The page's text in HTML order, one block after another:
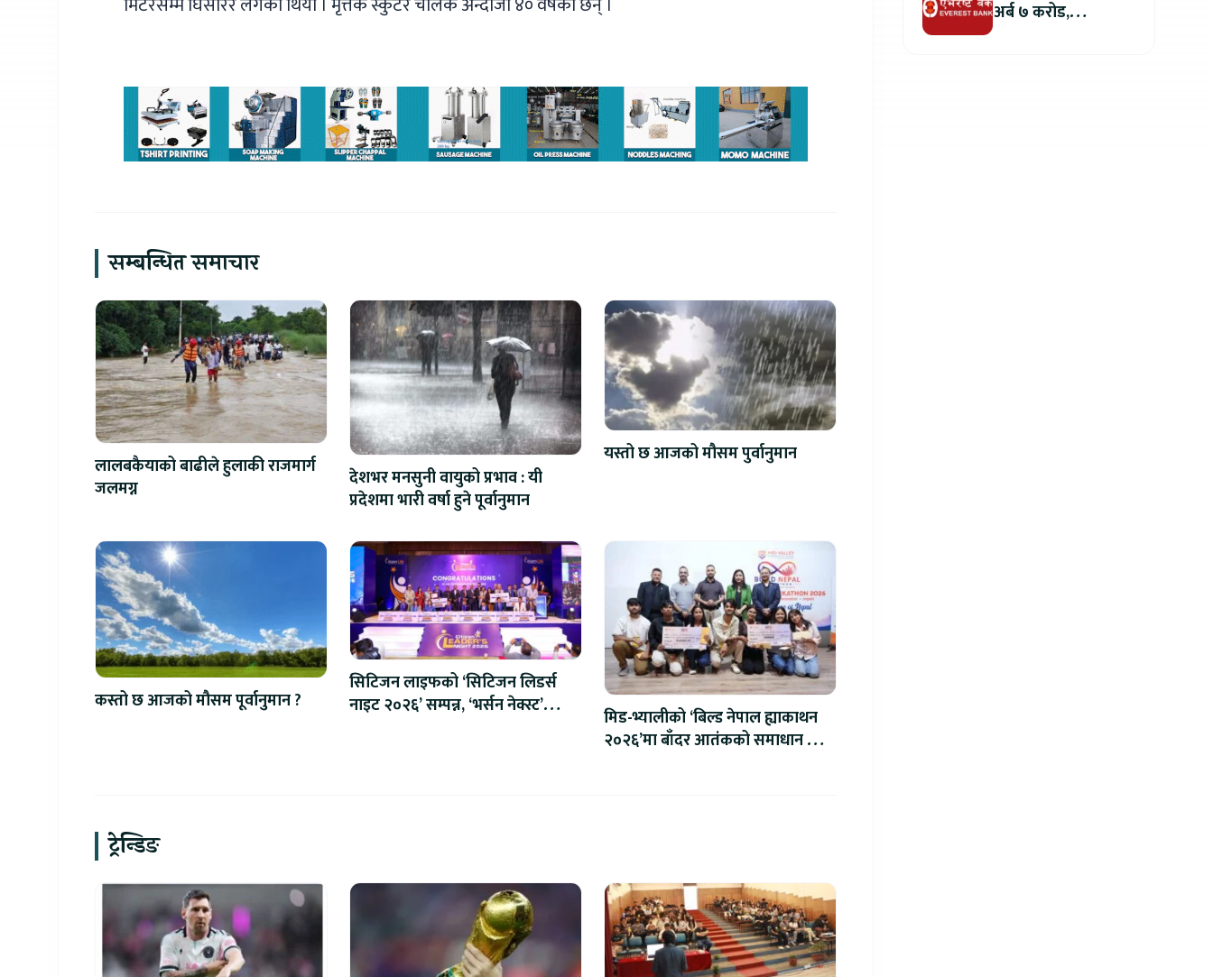
सम्बन्धित समाचार
लालबकैयाको बाढीले हुलाकी राजमार्ग
जलमग्न
देशभर मनसुनी वायुको प्रभाव : यी
प्रदेशमा भारी वर्षा हुने पूर्वानुमान
यस्तो छ आजको मौसम पुर्वानुमान
कस्तो छ आजको मौसम पूर्वानुमान ?
सिटिजन लाइफको ‘सिटिजन लिडर्स
नाइट २०२६’ सम्पन्न, ‘भर्सन नेक्स्ट’
मिड-भ्यालीको ‘बिल्ड नेपाल ह्याकाथन
२०२६’मा बाँदर आतंकको समाधान खोज्ने
ट्रेन्डिङ
अर्ब ७ करोड,